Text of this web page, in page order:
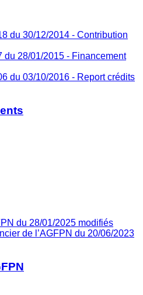
du 30/12/2014 - Contribution
du 28/01/2015 - Financement
du 03/10/2016 - Report crédits
du 28/01/2025 modifiés
de l’AGFPN du 20/06/2023